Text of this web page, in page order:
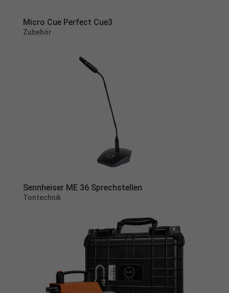
Micro Cue Perfect Cue3
Zubehör
Sennheiser ME 36 Sprechstellen
Tontechnik